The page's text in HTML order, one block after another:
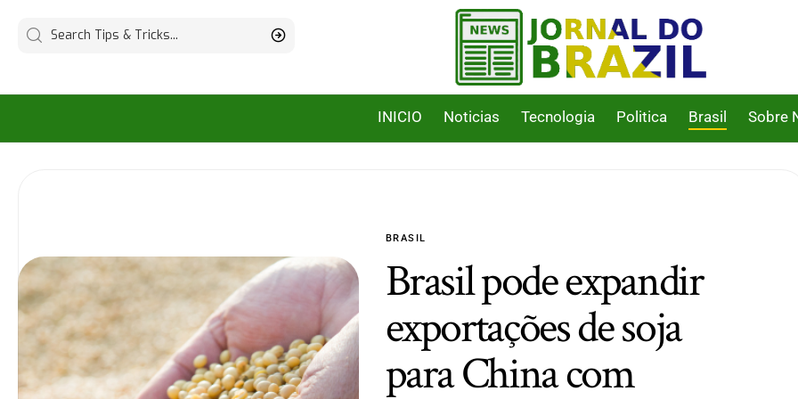
INICIO Noticias Tecnologia Politica Brasil Sobre
BRASIL
Brasil pode expandir
exportações de soja
para China com